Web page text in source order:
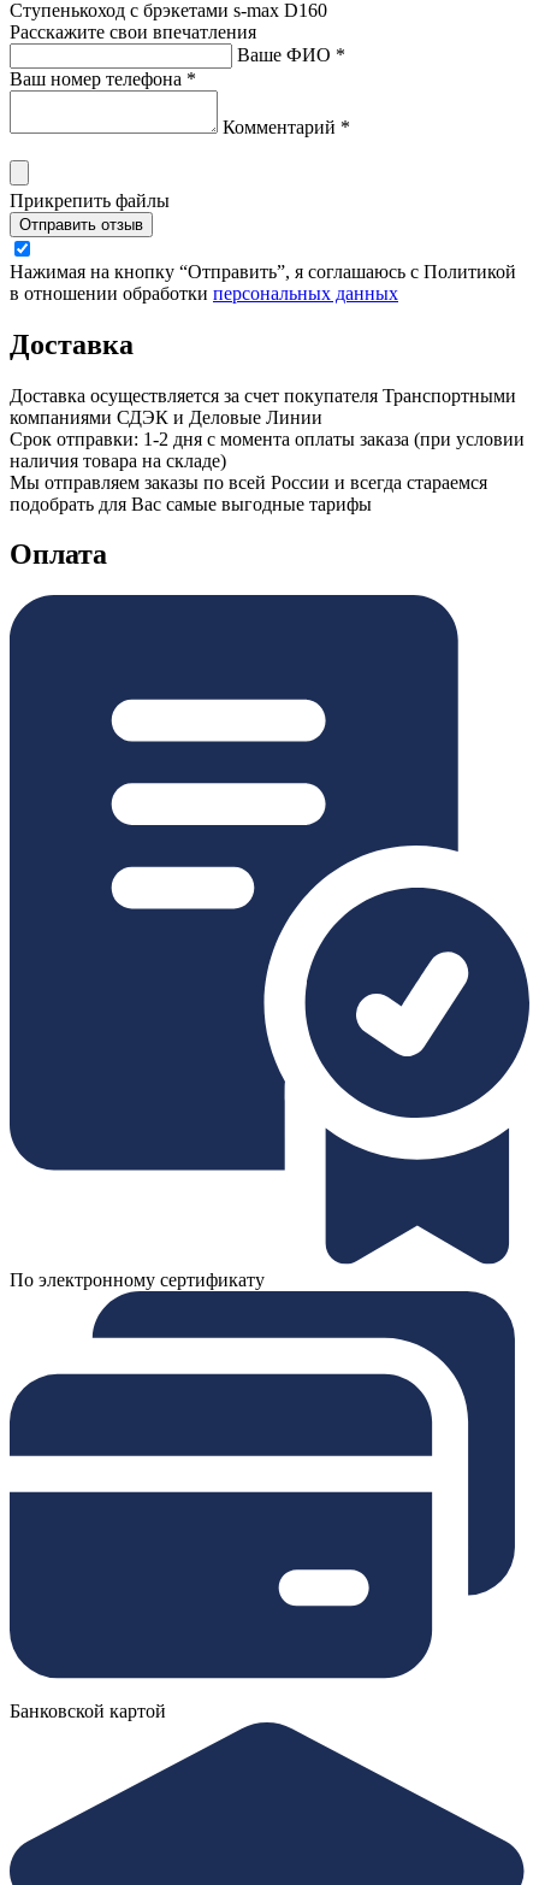
Ступенькоход с брэкетами s-max D160
Расскажите свои впечатления
Ваше ФИО *
Ваш номер телефона *
Комментарий *
Прикрепить файлы
Отправить отзыв
Нажимая на кнопку “Отправить”, я соглашаюсь с Политикой
в отношении обработки персональных данных
Доставка
Доставка осуществляется за счет покупателя Транспортными
компаниями СДЭК и Деловые Линии
Срок отправки: 1-2 дня с момента оплаты заказа (при условии
наличия товара на складе)
Мы отправляем заказы по всей России и всегда стараемся
подобрать для Вас самые выгодные тарифы
Оплата
По электронному сертификату
Банковской картой